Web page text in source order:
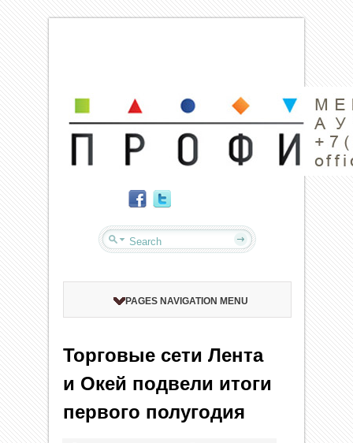
PAGES NAVIGATION MENU
Торговые сети Лента
и Окей подвели итоги
первого полугодия